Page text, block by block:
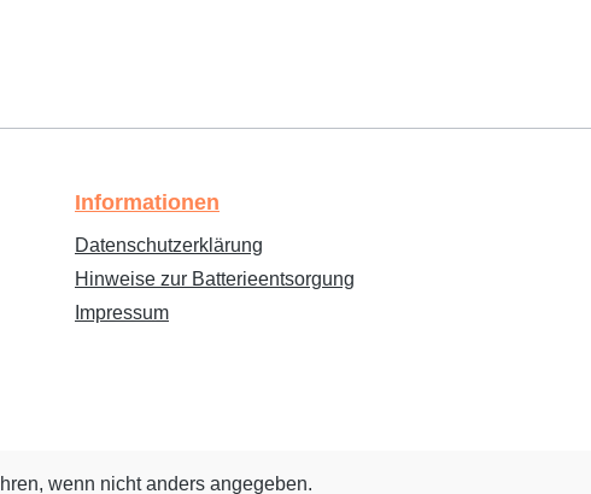
Informationen
Datenschutzerklärung
Hinweise zur Batterieentsorgung
Impressum
wenn nicht anders angegeben.